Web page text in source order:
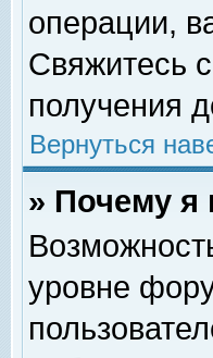
операции,
Свяжитесь
получения
Вернуться
» Почему я
уровне